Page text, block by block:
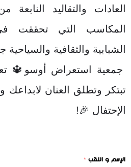
العادات والتقاليد النابعة
المكاسب التي تحققت
الشبابية والثقافية والسياحية
جمعية استعراض أوسو🔱
تبتكر وتطلق العنان لابداعك
الإحتفال 🎉!
الإسم و اللقب *